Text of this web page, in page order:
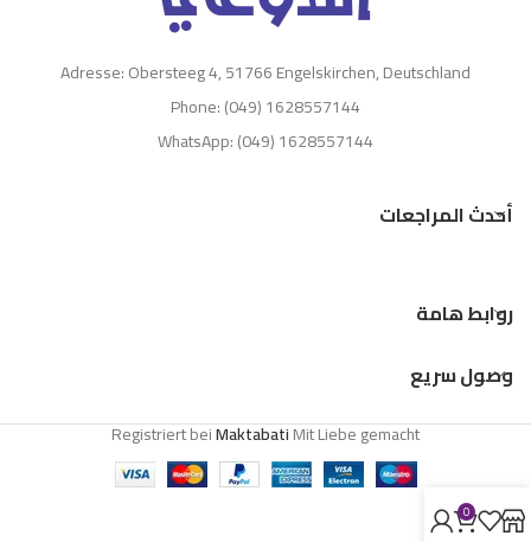
Adresse: Obersteeg 4, 51766 Engelskirchen, Deutschland
Phone: (049) 1628557144
WhatsApp: (049) 1628557144
أحدث المراجعات
روابط هامة
وصول سريع
Registriert beiMaktabatiMit Liebe gemacht
0